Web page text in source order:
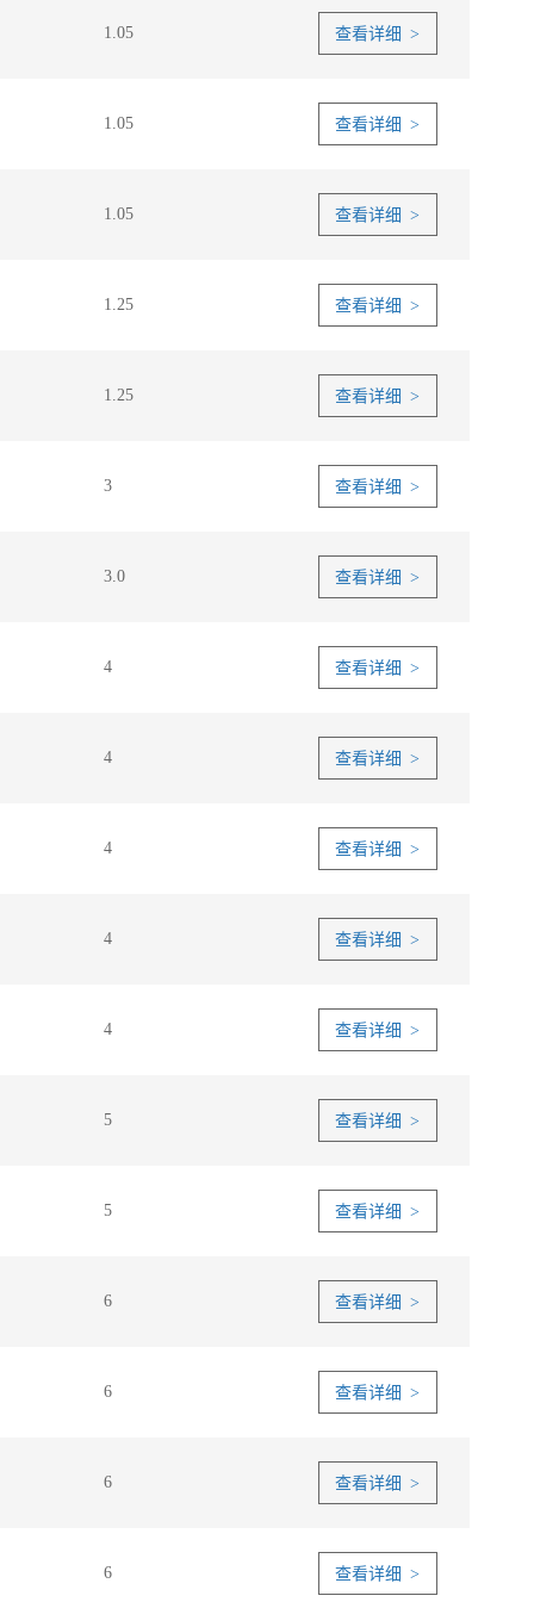
1.05 查看详细 >
1.05 查看详细 >
1.05 查看详细 >
1.25 查看详细 >
1.25 查看详细 >
3 查看详细 >
3.0 查看详细 >
4 查看详细 >
4 查看详细 >
4 查看详细 >
4 查看详细 >
4 查看详细 >
5 查看详细 >
5 查看详细 >
6 查看详细 >
6 查看详细 >
6 查看详细 >
6 查看详细 >